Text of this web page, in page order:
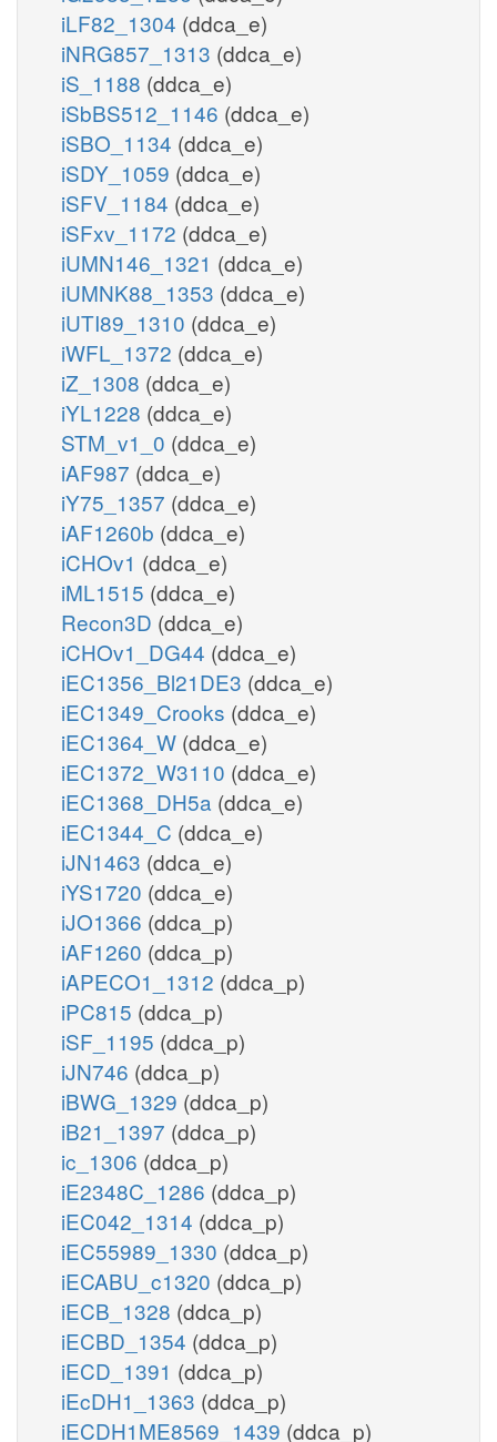
iLF82_1304 (ddca_e)
iNRG857_1313 (ddca_e)
iS_1188 (ddca_e)
iSbBS512_1146 (ddca_e)
iSBO_1134 (ddca_e)
iSDY_1059 (ddca_e)
iSFV_1184 (ddca_e)
iSFxv_1172 (ddca_e)
iUMN146_1321 (ddca_e)
iUMNK88_1353 (ddca_e)
iUTI89_1310 (ddca_e)
iWFL_1372 (ddca_e)
iZ_1308 (ddca_e)
iYL1228 (ddca_e)
STM_v1_0 (ddca_e)
iAF987 (ddca_e)
iY75_1357 (ddca_e)
iAF1260b (ddca_e)
iCHOv1 (ddca_e)
iML1515 (ddca_e)
Recon3D (ddca_e)
iCHOv1_DG44 (ddca_e)
iEC1356_Bl21DE3 (ddca_e)
iEC1349_Crooks (ddca_e)
iEC1364_W (ddca_e)
iEC1372_W3110 (ddca_e)
iEC1368_DH5a (ddca_e)
iEC1344_C (ddca_e)
iJN1463 (ddca_e)
iYS1720 (ddca_e)
iJO1366 (ddca_p)
iAF1260 (ddca_p)
iAPECO1_1312 (ddca_p)
iPC815 (ddca_p)
iSF_1195 (ddca_p)
iJN746 (ddca_p)
iBWG_1329 (ddca_p)
iB21_1397 (ddca_p)
ic_1306 (ddca_p)
iE2348C_1286 (ddca_p)
iEC042_1314 (ddca_p)
iEC55989_1330 (ddca_p)
iECABU_c1320 (ddca_p)
iECB_1328 (ddca_p)
iECBD_1354 (ddca_p)
iECD_1391 (ddca_p)
iEcDH1_1363 (ddca_p)
iECDH1ME8569_1439 (ddca_p)